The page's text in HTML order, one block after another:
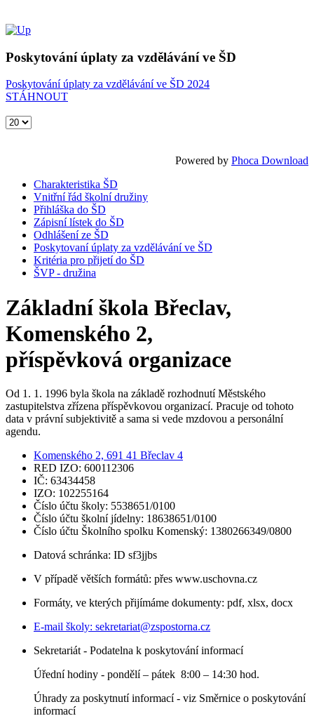
Poskytování úplaty za vzdělávání ve ŠD
Poskytování úplaty za vzdělávání ve ŠD 2024
STÁHNOUT
Powered by Phoca Download
Charakteristika ŠD
Vnitřní řád školní družiny
Přihláška do ŠD
Zápisní lístek do ŠD
Odhlášení ze ŠD
Poskytovaní úplaty za vzdělávání ve ŠD
Kritéria pro přijetí do ŠD
ŠVP - družina
Základní škola Břeclav,
Komenského 2,
příspěvková organizace
Od 1. 1. 1996 byla škola na základě rozhodnutí Městského
zastupitelstva zřízena příspěvkovou organizací. Pracuje od tohoto
data v právní subjektivitě a sama si vede mzdovou a personální
agendu.
Komenského 2, 691 41 Břeclav 4
RED IZO: 600112306
IČ: 63434458
IZO: 102255164
Číslo účtu školy: 5538651/0100
Číslo účtu školní jídelny: 18638651/0100
Číslo účtu Školního spolku Komenský: 1380266349/0800
Datová schránka: ID sf3jjbs
V případě větších formátů: přes www.uschovna.cz
Formáty, ve kterých přijímáme dokumenty: pdf, xlsx, docx
E-mail školy: sekretariat@zspostorna.cz
Sekretariát - Podatelna k poskytování informací
Úřední hodiny - pondělí – pátek 8:00 – 14:30 hod.
Úhrady za poskytnutí informací - viz Směrnice o poskytování
informací